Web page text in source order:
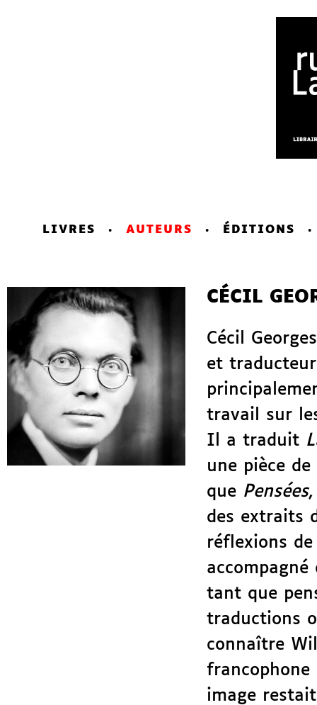
LIVRES AUTEURS ÉDITIONS
CÉCIL
Cécil
et
travail sur
Il a traduit
une pièce
que Pensées,
des extraits
réflexions
accompagné
tant que
traductions
connaître
francophone
image